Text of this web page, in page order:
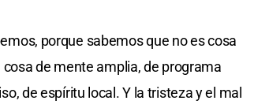
porque sabemos que no es cosa
de mente amplia, de programa
de espíritu local. Y la tristeza y el mal